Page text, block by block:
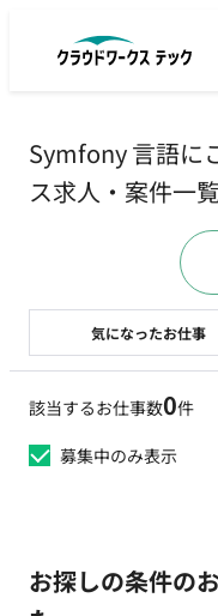
Symfony 言語に
ス求人・案件一覧
該当するお仕事数0件
募集中のみ表示
お探しの条件の
気になったお仕事